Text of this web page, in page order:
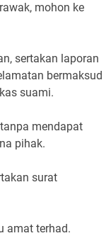
mohon ke
sertakan laporan
bermaksud
suami.
mendapat
pihak.
surat
amat terhad.